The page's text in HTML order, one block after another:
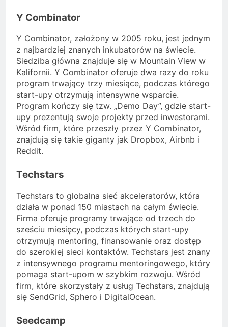
Y Combinator
Y Combinator, założony w 2005 roku, jest jednym
z najbardziej znanych inkubatorów na świecie.
Siedziba główna znajduje się w Mountain View w
Kalifornii. Y Combinator oferuje dwa razy do roku
program trwający trzy miesiące, podczas którego
start-upy otrzymują intensywne wsparcie.
Program kończy się tzw. „Demo Day”, gdzie start-
upy prezentują swoje projekty przed inwestorami.
Wśród firm, które przeszły przez Y Combinator,
znajdują się takie giganty jak Dropbox, Airbnb i
Reddit.
Techstars
Techstars to globalna sieć akceleratorów, która
działa w ponad 150 miastach na całym świecie.
Firma oferuje programy trwające od trzech do
sześciu miesięcy, podczas których start-upy
otrzymują mentoring, finansowanie oraz dostęp
do szerokiej sieci kontaktów. Techstars jest znany
z intensywnego programu mentoringowego, który
pomaga start-upom w szybkim rozwoju. Wśród
firm, które skorzystały z usług Techstars, znajdują
się SendGrid, Sphero i DigitalOcean.
Seedcamp